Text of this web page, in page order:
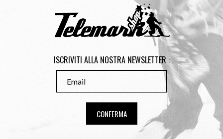
ISCRIVITI ALLA NOSTRA NEWSLETTER :